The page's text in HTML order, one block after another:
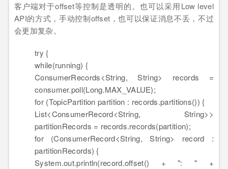
客户端对于offset等控制是透明的。也可以采用Low level
API的方式，手动控制offset，也可以保证消息不丢，不过
会更加复杂。
try{
while(running) {
ConsumerRecords<String, String> records =
consumer.poll(Long.MAX_VALUE);
for (TopicPartition partition : records.partitions()) {
List<ConsumerRecord<String, String>>
partitionRecords = records.records(partition);
for
(ConsumerRecord<String, String> record :
partitionRecords) {
System.out.println(record.offset() +": " +